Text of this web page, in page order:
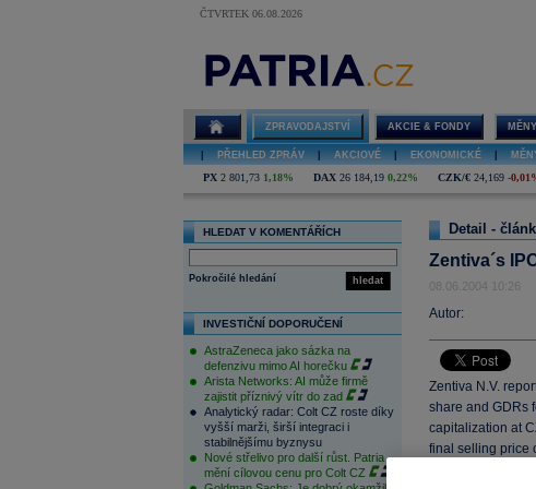
ČTVRTEK 06.08.2026
ZPRAVODAJSTVÍ AKCIE & FONDY
PŘEHLED ZPRÁV AKCIOVÉ EKONOMICKÉ
PX 2 801,73 1,18% DAX 26 184,19 0,22% CZK/€ 24,169 -
HLEDAT V KOMENTÁŘÍCH
hledat
Pokročilé hledání
INVESTIČNÍ DOPORUČENÍ
AstraZeneca jako sázka na
defenzivu mimo AI horečku
Arista Networks: AI může firmě
zajistit příznivý vítr do zad
Analytický radar: Colt CZ roste díky
vyšší marži, širší integraci i
stabilnějšímu byznysu
Nové střelivo pro další růst. Patria
mění cílovou cenu pro Colt CZ
Detail -
Zentiva´s
08.06.2004 10:26
Autor:
Zentiva N.V.
share and GDRs
capitalization at
final selling price